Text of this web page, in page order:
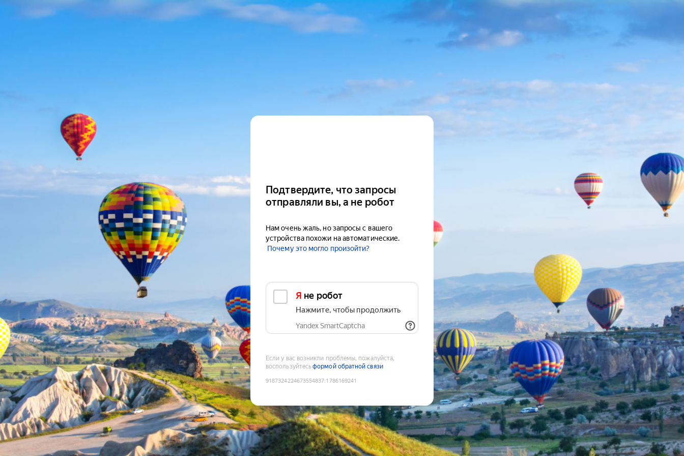
Подтвердите, что запросы
отправляли вы, а не робот
Нам очень жаль, но запросы с вашего
устройства похожи на автоматические.
Почему это могло произойти?
Я не робот
Нажмите, чтобы продолжить
Yandex SmartCaptcha
Если у вас возникли проблемы, пожалуйста,
воспользуйтесьформой обратной связи
9187324224673554837:1786169241